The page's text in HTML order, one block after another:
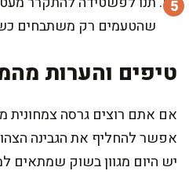
שהטעמים רק משתבחים
טיפים והערות
אם אתם רוצים גרסה צמחונית
אפשר להחליף את הגבינה
יש היום מגוון בשוק שמתאים